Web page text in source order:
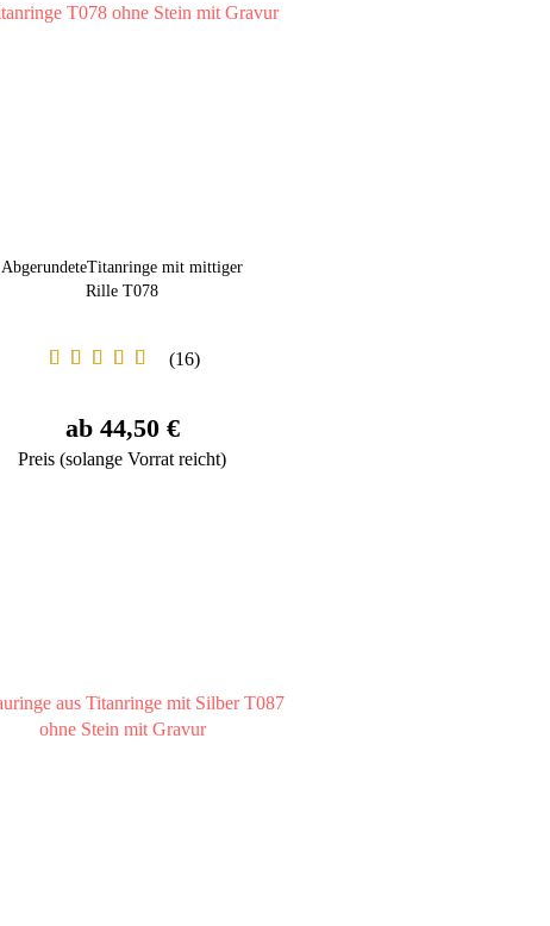
AbgerundeteTitanringe mit mittiger
Rille T078
16
ab 44,50 €
Preis (solange Vorrat reicht)